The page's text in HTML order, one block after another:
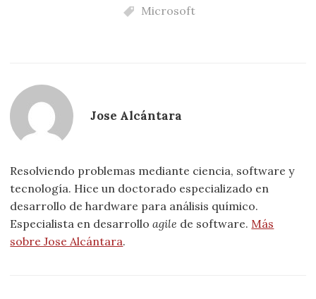
Microsoft
Jose Alcántara
Resolviendo problemas mediante ciencia, software y
tecnología. Hice un doctorado especializado en
desarrollo de hardware para análisis químico.
Especialista en desarrolloagile de software. Más
sobre Jose Alcántara.